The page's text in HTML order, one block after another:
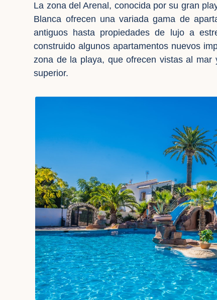
La zona del Arenal, conocida por su gran
Blanca ofrecen una variada gama de
antiguos hasta propiedades de lujo a
construido algunos apartamentos nuevos
zona de la playa, que ofrecen vistas al mar
superior.